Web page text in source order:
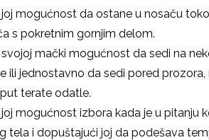
mogućnost da ostane u nosaču
s pokretnim gornjim delom.
mački mogućnost da sedi na
ili jednostavno da sedi pored
terate odatle.
mogućnost izbora kada je u pitanju
tela i dopuštajući joj da podešava